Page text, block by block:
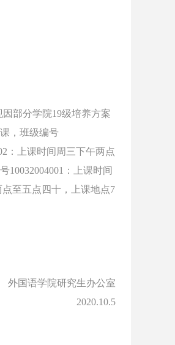
因部分学院19级培养方案
，班级编号
：上课时间周三下午两点
10032004001 ：上课时间
点至五点四十，上课地点7
外国语学院研究生办公室